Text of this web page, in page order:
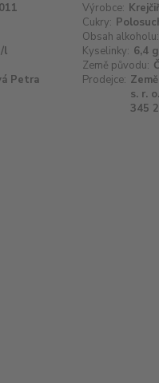
Výrobce:
Cukry:
Obsah alkoholu:
l Kyselinky: 6,4
Země původu:
Petra Prodejce:
s. r.
345